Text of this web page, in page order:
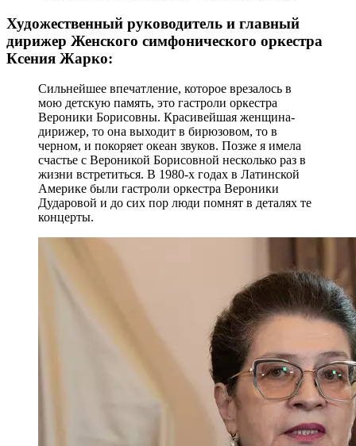
Художественный руководитель и главный
дирижер Женского симфонического оркестра
Ксения Жарко:
Сильнейшее впечатление, которое врезалось в
мою детскую память, это гастроли оркестра
Вероники Борисовны. Красивейшая женщина-
дирижер, то она выходит в бирюзовом, то в
черном, и покоряет океан звуков. Позже я имела
счастье с Вероникой Борисовной несколько раз в
жизни встретиться. В 1980-х годах в Латинской
Америке были гастроли оркестра Вероники
Дударовой и до сих пор люди помнят в деталях те
концерты.